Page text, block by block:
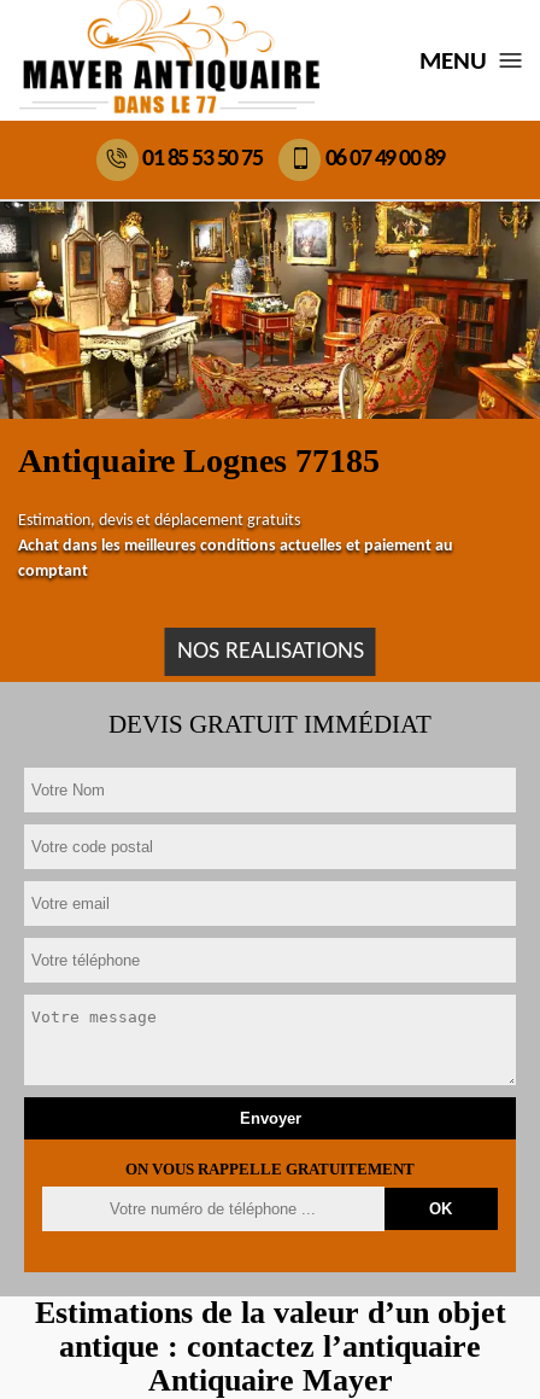
MENU
01 85 53 50 75 06 07 49 00 89
Antiquaire Lognes 77185
Estimation, devis et déplacement gratuits
Achat dans les meilleures conditions actuelles et paiement au
comptant
NOS REALISATIONS
DEVIS GRATUIT IMMÉDIAT
ON VOUS RAPPELLE GRATUITEMENT
Estimations de la valeur d’un objet
antique : contactez l’antiquaire
Antiquaire Mayer